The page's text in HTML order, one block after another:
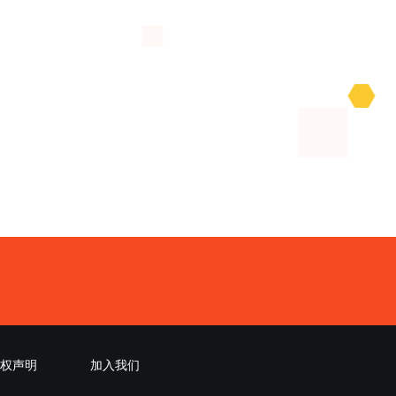
声明 加入我们